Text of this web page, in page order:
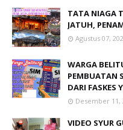
TATA NIAGA
JATUH,
Agustus 07,
WARGA
PEMBUATAN
DARI FASKES
Desember 11,
VIDEO SYUR